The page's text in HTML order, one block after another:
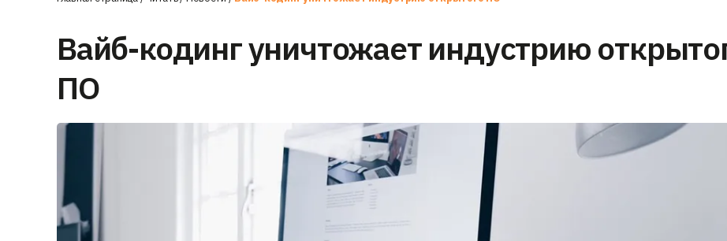
Вайб-кодинг уничтожает индустрию
ПО